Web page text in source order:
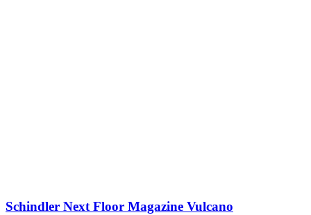
Schindler Next Floor Magazine Vulcano